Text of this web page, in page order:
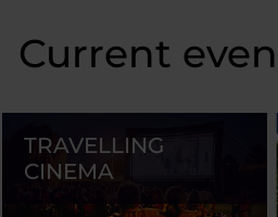
Current
TRAVELLING
CINEMA